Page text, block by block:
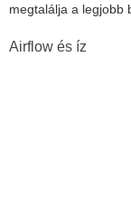
megtalálja a legjobb
Airflow és íz